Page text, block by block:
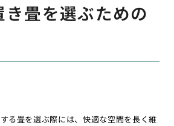
畳を選ぶための
る畳を選ぶ際には、快適な空間を長く維